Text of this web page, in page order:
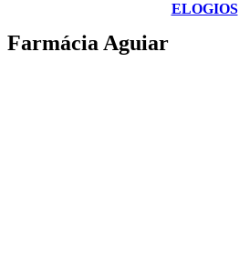
ELOGIOS
Farmácia Aguiar